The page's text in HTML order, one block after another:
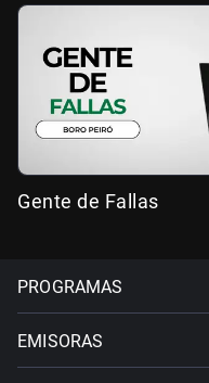
Gente de Fallas
PROGRAMAS
EMISORAS